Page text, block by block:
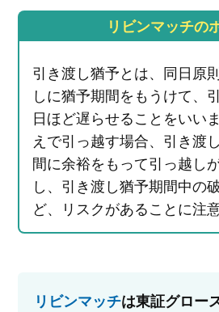
リビンマッチの
引き渡し猶予とは、同日原
しに猶予期間をもうけて、
日ほど遅らせることをいい
えで引っ越す場合、引き渡
間に余裕をもって引っ越し
し、引き渡し猶予期間中の
ど、リスクがあることに注
リビンマッチは東証グロー